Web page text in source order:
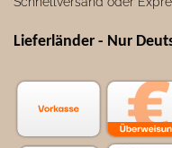
Lieferländer - Nur